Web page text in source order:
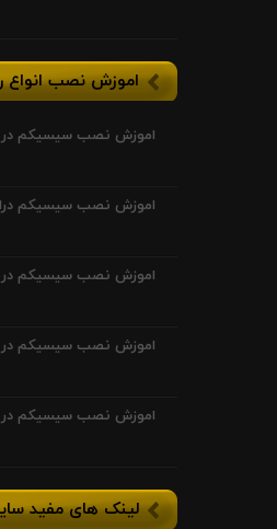
اموزش نصب انواع
اموزش نصب سیسیکم در
اموزش نصب سیسیکم
اموزش نصب سیسیکم در
اموزش نصب سیسیکم در
اموزش نصب سیسیکم در
لینک های مفید